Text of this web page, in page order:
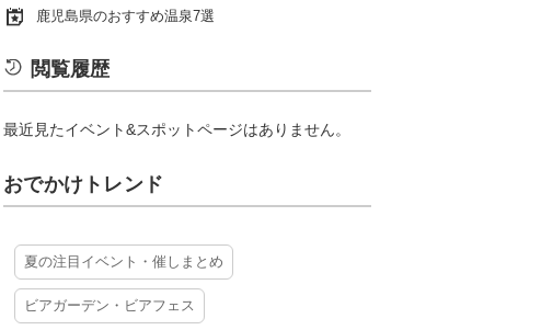
鹿児島県のおすすめ温泉7選
閲覧履歴
最近見たイベント&スポットページはありません。
おでかけトレンド
夏の注目イベント・催しまとめ
ビアガーデン・ビアフェス